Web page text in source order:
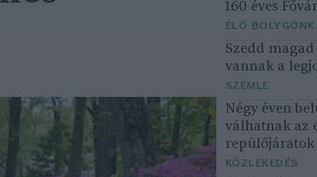
160 éves
ÉLŐ BOLYGÓNK
Szedd
vannak a
SZEMLE
Négy éven
válhatnak az
KÖZLEKEDÉS